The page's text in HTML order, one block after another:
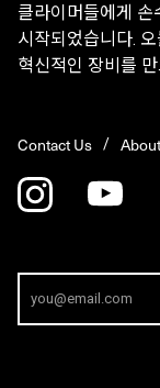
클라이머들에게 손
시작되었습니다.
혁신적인 장비를
Contact Us